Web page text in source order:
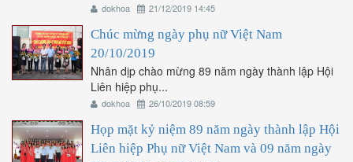
dokhoa 21/12/2019 14:45
Chúc mừng ngày phụ nữ Việt Nam
20/10/2019
Nhân dịp chào mừng 89 năm ngày thành lập Hội
Liên hiệp phụ...
dokhoa 26/10/2019 08:59
Họp mặt kỷ niệm 89 năm ngày thành lập Hội
Liên hiệp Phụ nữ Việt Nam và 09 năm ngày